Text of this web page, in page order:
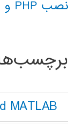
نصب PHP و composer در ویندوز 10
MATLAB